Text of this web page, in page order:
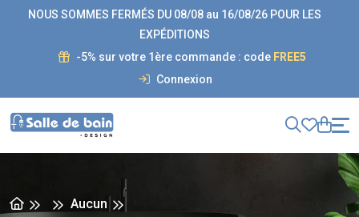
NOUS SOMMES FERMÉS DU 08/08 au 16/08/26 POUR LES
EXPÉDITIONS
-5% sur votre 1ère commande : code FREE5
Connexion
Aucun